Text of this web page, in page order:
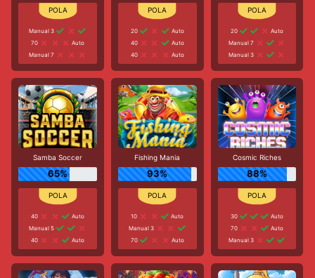
Manual 3
70
Auto
Manual 7
20
Auto
40
Auto
40
Auto
20
Auto
Manual 7
Manual 3
Samba Soccer
65%
40
Auto
Manual 5
40
Auto
Fishing Mania
93%
10
Auto
Manual 3
70
Auto
Cosmic Riches
88%
30
Auto
70
Auto
Manual 3